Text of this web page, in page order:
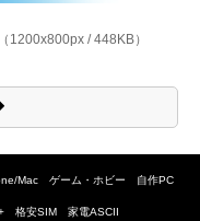
（1200x800px / 448KB）
Mac ゲーム・ホビー 自作PC
格安SIM 家電ASCII